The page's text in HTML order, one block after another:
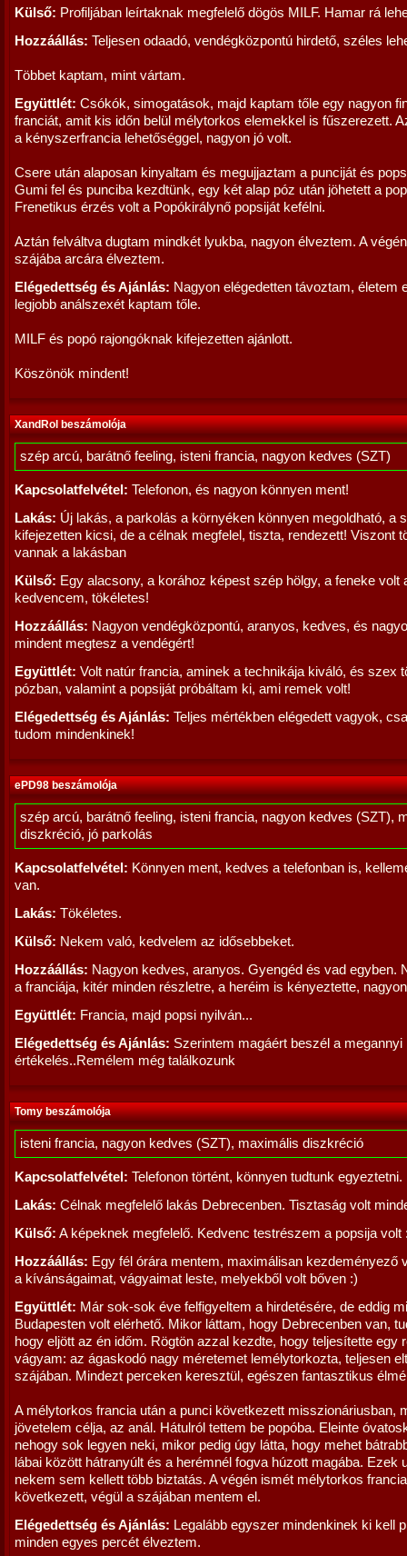
Külső: Profiljában leírtaknak megfelelő dögös MILF. Hamar rá
Hozzáállás: Teljesen odaadó, vendégközpontú hirdető, széles
Többet kaptam, mint vártam.
Együttlét: Csókók, simogatások, majd kaptam tőle egy nagyon
franciát, amit kis időn belül mélytorkos elemekkel is fűszerezett.
a kényszerfrancia lehetőséggel, nagyon jó volt.
Csere után alaposan kinyaltam és megujjaztam a punciját és
Gumi fel és punciba kezdtünk, egy két alap póz után jöhetett a
Frenetikus érzés volt a Popókirálynő popsiját kefélni.
Aztán felváltva dugtam mindkét lyukba, nagyon élveztem. A
szájába arcára élveztem.
Elégedettség és Ajánlás: Nagyon elégedetten távoztam, életem
legjobb análszexét kaptam tőle.
MILF és popó rajongóknak kifejezetten ajánlott.
Köszönök mindent!
XandRol beszámolója
szép arcú, barátnő feeling, isteni francia, nagyon kedves (SZT)
Kapcsolatfelvétel: Telefonon, és nagyon könnyen ment!
Lakás: Új lakás, a parkolás a környéken könnyen megoldható, a
kifejezetten kicsi, de a célnak megfelel, tiszta, rendezett! Viszont
vannak a lakásban
Külső: Egy alacsony, a korához képest szép hölgy, a feneke volt
kedvencem, tökéletes!
Hozzáállás: Nagyon vendégközpontú, aranyos, kedves, és
mindent megtesz a vendégért!
Együttlét: Volt natúr francia, aminek a technikája kiváló, és szex
pózban, valamint a popsiját próbáltam ki, ami remek volt!
Elégedettség és Ajánlás: Teljes mértékben elégedett vagyok,
tudom mindenkinek!
ePD98 beszámolója
szép arcú, barátnő feeling, isteni francia, nagyon kedves (SZT),
diszkréció, jó parkolás
Kapcsolatfelvétel: Könnyen ment, kedves a telefonban is,
van.
Lakás: Tökéletes.
Külső: Nekem való, kedvelem az idősebbeket.
Hozzáállás: Nagyon kedves, aranyos. Gyengéd és vad egyben.
a franciája, kitér minden részletre, a heréim is kényeztette,
Együttlét: Francia, majd popsi nyilván...
Elégedettség és Ajánlás: Szerintem magáért beszél a megannyi
értékelés..Remélem még találkozunk
Tomy beszámolója
isteni francia, nagyon kedves (SZT), maximális diszkréció
Kapcsolatfelvétel: Telefonon történt, könnyen tudtunk egyeztetni.
Lakás: Célnak megfelelő lakás Debrecenben. Tisztaság volt
Külső: A képeknek megfelelő. Kedvenc testrészem a popsija volt
Hozzáállás: Egy fél órára mentem, maximálisan kezdeményező
a kívánságaimat, vágyaimat leste, melyekből volt bőven :)
Együttlét: Már sok-sok éve felfigyeltem a hirdetésére, de eddig
Budapesten volt elérhető. Mikor láttam, hogy Debrecenben van,
hogy eljött az én időm. Rögtön azzal kezdte, hogy teljesítette egy
vágyam: az ágaskodó nagy méretemet lemélytorkozta, teljesen
szájában. Mindezt perceken keresztül, egészen fantasztikus
A mélytorkos francia után a punci következett misszionáriusban,
jövetelem célja, az anál. Hátulról tettem be popóba. Eleinte
nehogy sok legyen neki, mikor pedig úgy látta, hogy mehet
lábai között hátranyúlt és a herémnél fogva húzott magába. Ezek
nekem sem kellett több biztatás. A végén ismét mélytorkos francia
következett, végül a szájában mentem el.
Elégedettség és Ajánlás: Legalább egyszer mindenkinek ki kell
minden egyes percét élveztem.